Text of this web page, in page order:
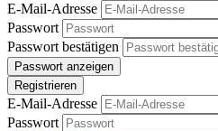
E-Mail-Adresse
Passwort
Passwort bestätigen
Passwort anzeigen
Registrieren
E-Mail-Adresse
Passwort